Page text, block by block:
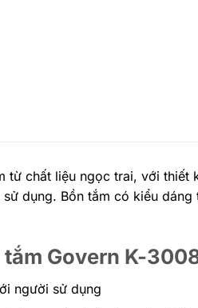
từ chất liệu ngọc trai, với thiết
dụng. Bồn tắm có kiểu
Govern K-
người sử dụng